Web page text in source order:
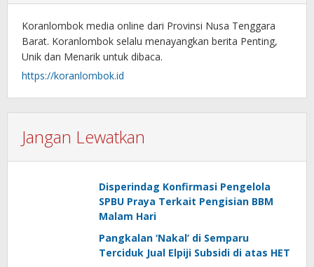
Koranlombok media online dari Provinsi Nusa Tenggara
Barat. Koranlombok selalu menayangkan berita Penting,
Unik dan Menarik untuk dibaca.
https://koranlombok.id
Jangan Lewatkan
Disperindag Konfirmasi Pengelola
SPBU Praya Terkait Pengisian BBM
Malam Hari
Pangkalan ‘Nakal’ di Semparu
Terciduk Jual Elpiji Subsidi di atas HET